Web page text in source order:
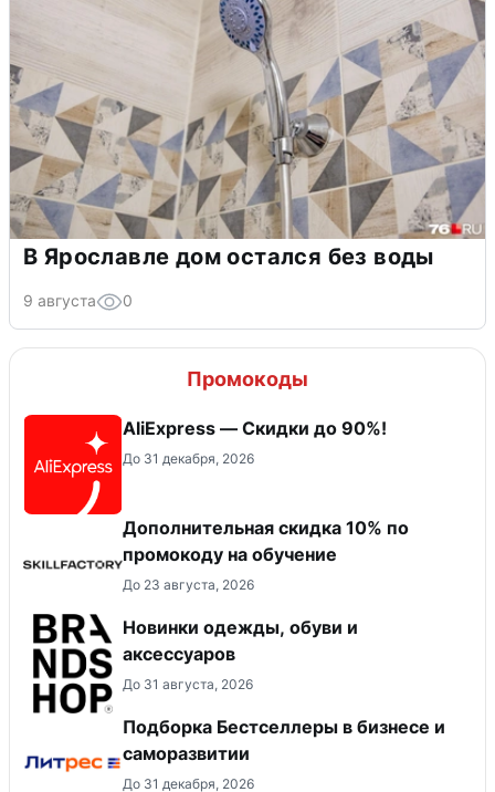
В Ярославле дом остался без воды
9 августа 0
Промокоды
AliExpress — Скидки до 90%!
До 31 декабря, 2026
Дополнительная скидка 10% по
промокоду на обучение
До 23 августа, 2026
Новинки одежды, обуви и
аксессуаров
До 31 августа, 2026
Подборка Бестселлеры в бизнесе и
саморазвитии
До 31 декабря, 2026